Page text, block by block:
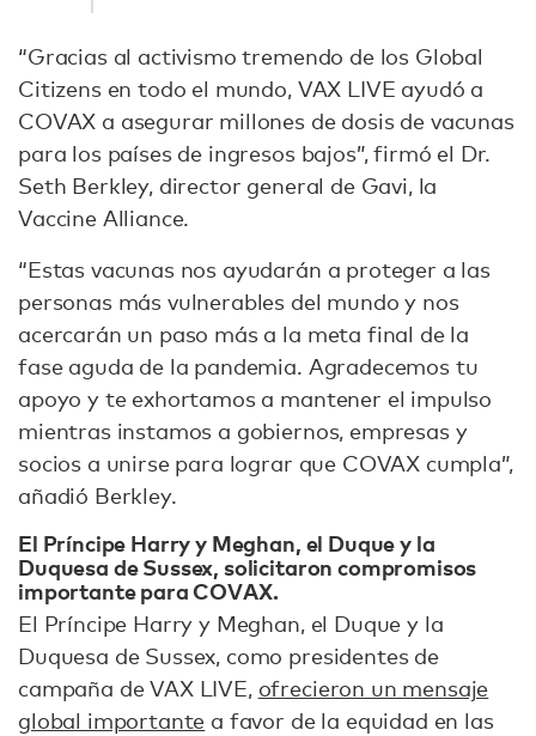
“Gracias al activismo tremendo de los Global
Citizens en todo el mundo, VAX LIVE ayudó a
COVAX a asegurar millones de dosis de vacunas
para los países de ingresos bajos”, firmó el Dr.
Seth Berkley, director general de Gavi, la
Vaccine Alliance.
“Estas vacunas nos ayudarán a proteger a las
personas más vulnerables del mundo y nos
acercarán un paso más a la meta final de la
fase aguda de la pandemia. Agradecemos tu
apoyo y te exhortamos a mantener el impulso
mientras instamos a gobiernos, empresas y
socios a unirse para lograr que COVAX cumpla”,
añadió Berkley.
El Príncipe Harry y Meghan, el Duque y la
Duquesa de Sussex, solicitaron compromisos
importante para COVAX.
El Príncipe Harry y Meghan, el Duque y la
Duquesa de Sussex, como presidentes de
campaña de VAX LIVE, ofrecieron un mensaje
global importante a favor de la equidad en las